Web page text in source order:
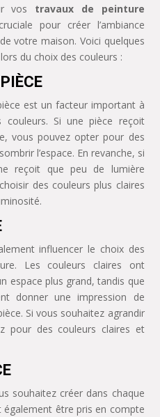
vos travaux de peinture
pour créer l’ambiance
votre maison. Voici quelques
du choix des couleurs :
est un facteur important à
Si une pièce reçoit
vous pouvez opter pour des
l’espace. En revanche, si
reçoit que peu de lumière
des couleurs plus claires
influencer le choix des
Les couleurs claires ont
espace plus grand, tandis que
donner une impression de
Si vous souhaitez agrandir
pour des couleurs claires et
souhaitez créer dans chaque
être pris en compte